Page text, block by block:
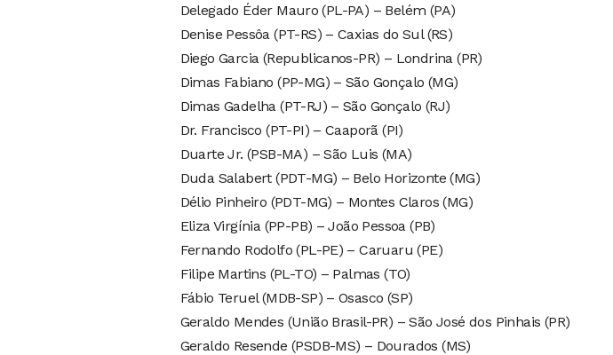
Delegado Éder Mauro (PL-PA) – Belém (PA)
Denise Pessôa (PT-RS) – Caxias do Sul (RS)
Diego Garcia (Republicanos-PR) – Londrina (PR)
Dimas Fabiano (PP-MG) – São Gonçalo (MG)
Dimas Gadelha (PT-RJ) – São Gonçalo (RJ)
Dr. Francisco (PT-PI) – Caaporã (PI)
Duarte Jr. (PSB-MA) – São Luis (MA)
Duda Salabert (PDT-MG) – Belo Horizonte (MG)
Délio Pinheiro (PDT-MG) – Montes Claros (MG)
Eliza Virgínia (PP-PB) – João Pessoa (PB)
Fernando Rodolfo (PL-PE) – Caruaru (PE)
Filipe Martins (PL-TO) – Palmas (TO)
Fábio Teruel (MDB-SP) – Osasco (SP)
Geraldo Mendes (União Brasil-PR) – São José dos Pinhais (PR)
Geraldo Resende (PSDB-MS) – Dourados (MS)